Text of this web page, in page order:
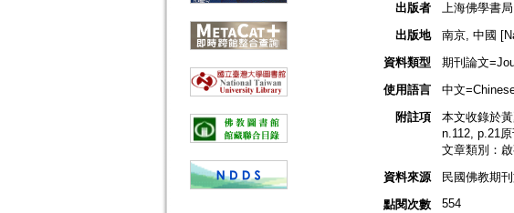
出版者
上海佛學書局
出版地
南京, 中國
資料類型
期刊論文
使用語言
中文
附註項
本文收錄於
n.112, p.21原
文章類別：
資料來源
民國佛教期
點閱次數
554